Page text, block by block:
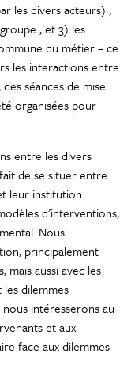
les divers acteurs) ;
; et 3) les
du métier – ce
les interactions entre
séances de mise
organisées pour
entre les divers
de se situer entre
leur institution
d’interventions,
Nous
principalement
aussi avec les
dilemmes
intéresserons au
et aux
face aux dilemmes